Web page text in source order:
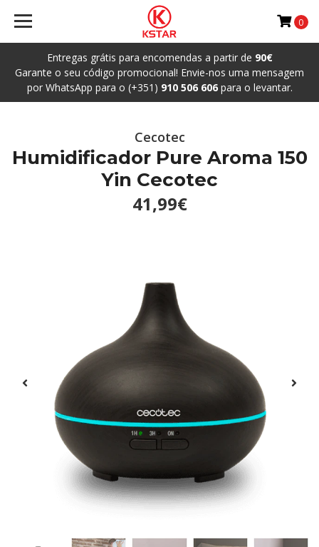
Entregas grátis para encomendas a partir de 90€
Garante o seu código promocional! Envie-nos uma mensagem
por WhatsApp para o (+351) 910 506 606para o levantar.
0
Cecotec
Humidificador Pure Aroma 150
Yin Cecotec
41,99€